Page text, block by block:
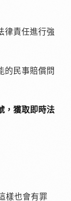
律責任進行強
的民事賠償問
，獲取即時法
樣也會有罪